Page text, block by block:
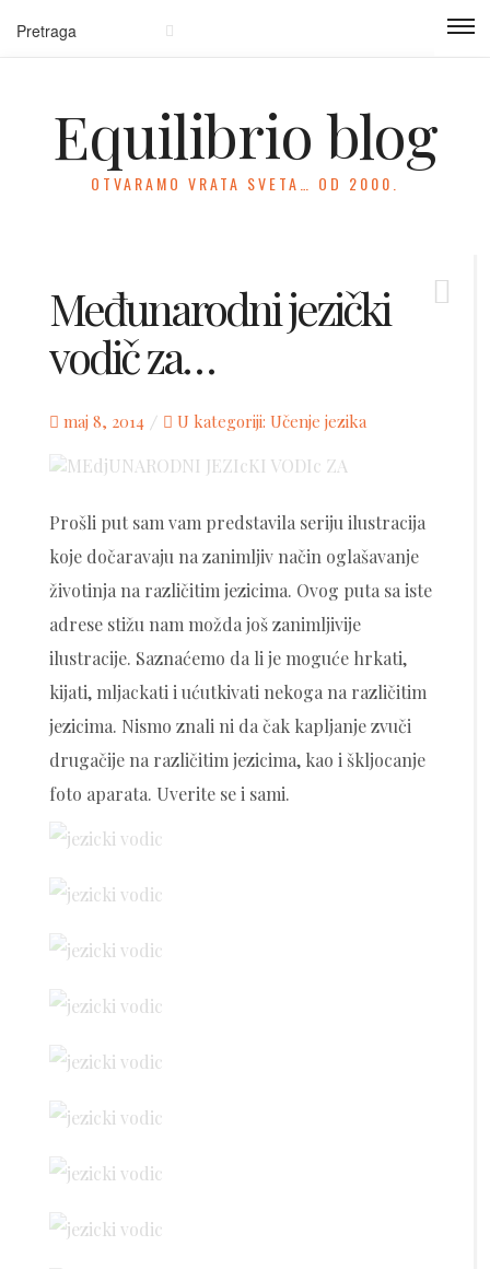
Equilibrio blog
OTVARAMO VRATA SVETA… OD 2000.
Međunarodni jezički
vodič za…
Posted
on
maj 8, 2014 U kategoriji: Učenje jezika
Prošli put sam vam predstavila seriju ilustracija
koje dočaravaju na zanimljiv način oglašavanje
životinja na različitim jezicima. Ovog puta sa iste
adrese stižu nam možda još zanimljivije
ilustracije. Saznaćemo da li je moguće hrkati,
kijati, mljackati i ućutkivati nekoga na različitim
jezicima. Nismo znali ni da čak kapljanje zvuči
drugačije na različitim jezicima, kao i škljocanje
foto aparata. Uverite se i sami.